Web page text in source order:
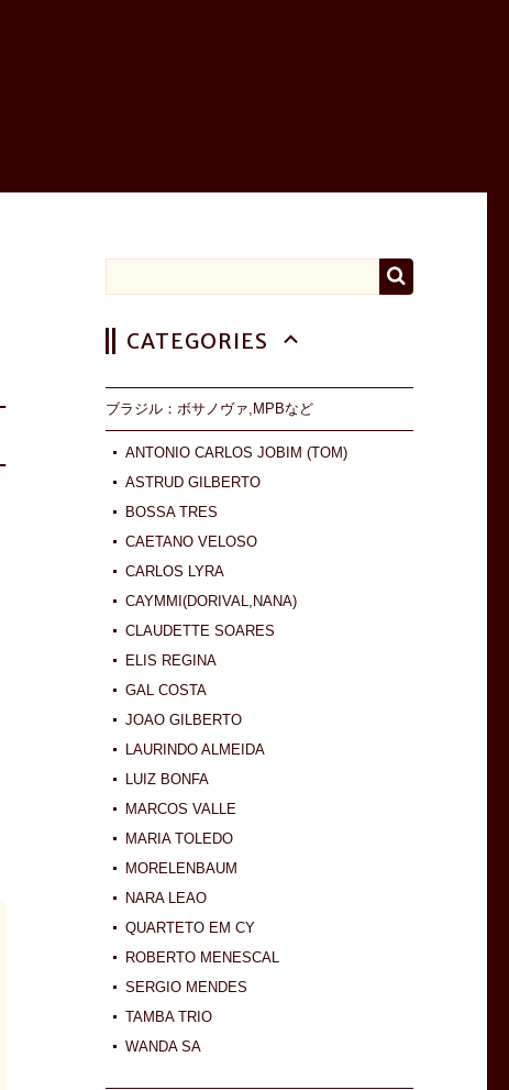
CATEGORIES
ブラジル：ボサノヴァ,MPBなど
ANTONIO CARLOS JOBIM (TOM)
ASTRUD GILBERTO
BOSSA TRES
CAETANO VELOSO
CARLOS LYRA
CAYMMI(DORIVAL,NANA)
CLAUDETTE SOARES
ELIS REGINA
GAL COSTA
JOAO GILBERTO
LAURINDO ALMEIDA
LUIZ BONFA
MARCOS VALLE
MARIA TOLEDO
MORELENBAUM
NARA LEAO
QUARTETO EM CY
ROBERTO MENESCAL
SERGIO MENDES
TAMBA TRIO
WANDA SA